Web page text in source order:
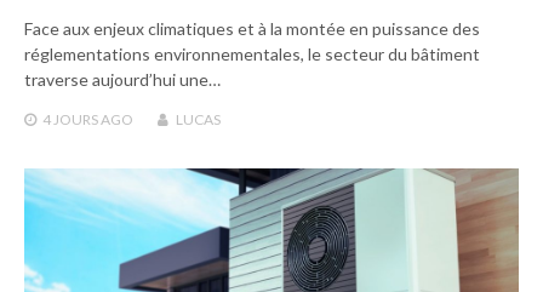
Face aux enjeux climatiques et à la montée en puissance des
réglementations environnementales, le secteur du bâtiment
traverse aujourd’hui une…
4 JOURSAGO LUCAS